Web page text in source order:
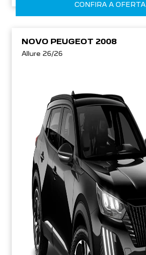
CONFIRA A OFERTA
NOVO PEUGEOT 2008
Allure 26/26